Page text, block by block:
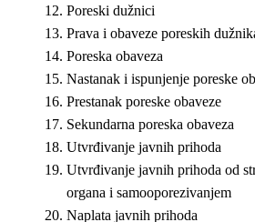
Poreski dužnici
Prava i obaveze poreskih
Poreska obaveza
Nastanak i ispunjenje poreske
Prestanak poreske obaveze
Sekundarna poreska obaveza
Utvrđivanje javnih prihoda
Utvrđivanje javnih prihoda od
organa i samooporezivanjem
Naplata javnih prihoda